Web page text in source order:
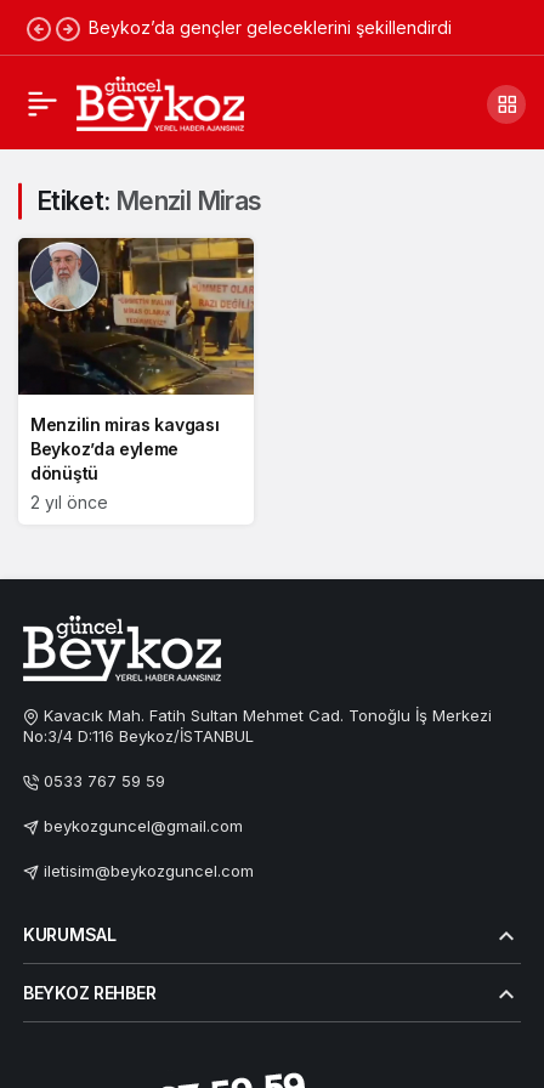
Beykoz’da gençler geleceklerini şekillendirdi
Etiket: Menzil Miras
Menzilin miras kavgası
Beykoz’da eyleme
dönüştü
2 yıl önce
Kavacık Mah. Fatih Sultan Mehmet Cad. Tonoğlu İş Merkezi
No:3/4 D:116 Beykoz/İSTANBUL
0533 767 59 59
beykozguncel@gmail.com
iletisim@beykozguncel.com
KURUMSAL
BEYKOZ REHBER